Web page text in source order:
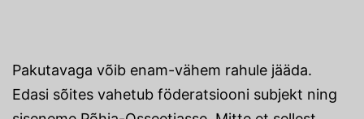
Pakutavaga võib enam-vähem rahule jääda.
Edasi sõites vahetub föderatsiooni subjekt ning